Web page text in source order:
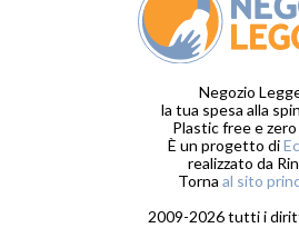
Negozio
la tua spesa alla
Plastic free e
È un progetto di
realizzato da
Torna al sito
2009-2026 tutti i